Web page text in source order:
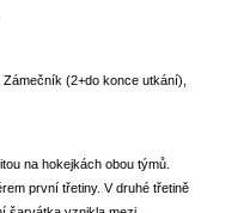
(2+do konce utkání),
na hokejkách obou týmů.
první třetiny. V druhé třetině